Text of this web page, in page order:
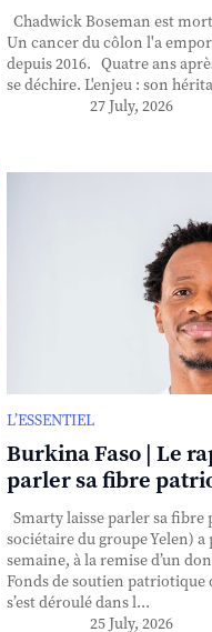
Chadwick Boseman est
Un cancer du côlon l'a
depuis 2016. Quatre ans
se déchire. L'enjeu : son
27 July, 2026
L’ESSENTIEL
Burkina Faso | Le
parler sa fibre
Smarty laisse parler sa
sociétaire du groupe Yelen) a
semaine, à la remise d’un
Fonds de soutien patriotique
s’est déroulé dans l...
25 July, 2026